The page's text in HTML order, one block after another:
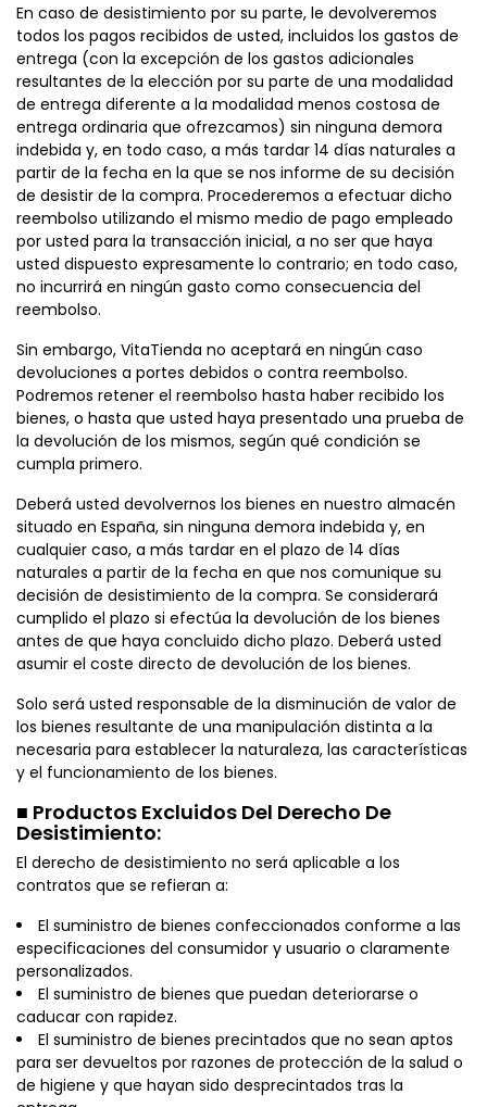
En caso de desistimiento por su parte, le devolveremos
todos los pagos recibidos de usted, incluidos los gastos de
entrega (con la excepción de los gastos adicionales
resultantes de la elección por su parte de una modalidad
de entrega diferente a la modalidad menos costosa de
entrega ordinaria que ofrezcamos) sin ninguna demora
indebida y, en todo caso, a más tardar 14 días naturales a
partir de la fecha en la que se nos informe de su decisión
de desistir de la compra. Procederemos a efectuar dicho
reembolso utilizando el mismo medio de pago empleado
por usted para la transacción inicial, a no ser que haya
usted dispuesto expresamente lo contrario; en todo caso,
no incurrirá en ningún gasto como consecuencia del
reembolso.
Sin embargo, VitaTienda no aceptará en ningún caso
devoluciones a portes debidos o contra reembolso.
Podremos retener el reembolso hasta haber recibido los
bienes, o hasta que usted haya presentado una prueba de
la devolución de los mismos, según qué condición se
cumpla primero.
Deberá usted devolvernos los bienes en nuestro almacén
situado en España, sin ninguna demora indebida y, en
cualquier caso, a más tardar en el plazo de 14 días
naturales a partir de la fecha en que nos comunique su
decisión de desistimiento de la compra. Se considerará
cumplido el plazo si efectúa la devolución de los bienes
antes de que haya concluido dicho plazo. Deberá usted
asumir el coste directo de devolución de los bienes.
Solo será usted responsable de la disminución de valor de
los bienes resultante de una manipulación distinta a la
necesaria para establecer la naturaleza, las características
y el funcionamiento de los bienes.
■ Productos Excluidos Del Derecho De
Desistimiento:
El derecho de desistimiento no será aplicable a los
contratos que se refieran a:
El suministro de bienes confeccionados conforme a las
especificaciones del consumidor y usuario o claramente
personalizados.
El suministro de bienes que puedan deteriorarse o
caducar con rapidez.
El suministro de bienes precintados que no sean aptos
para ser devueltos por razones de protección de la salud o
de higiene y que hayan sido desprecintados tras la